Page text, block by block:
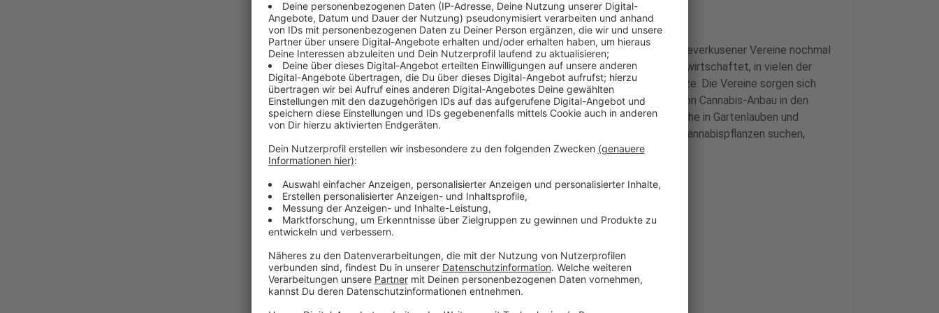
Aber auch aus Kinder- und Jugendschutzgründen haben sich die Leverkusener Vereine nochmal
dazu bekannt: Viele Parzellen würden von Familien mit Kindern bewirtschaftet, in vielen der
öffentlichen Grünflächen befinden sich außerdem Kinderspielplätze. Die Vereine sorgen sich
allerdings darum, dass viele Leute nicht wissen, dass der Anbau von Cannabis-Anbau in den
Anlagen verboten ist. Aktuell gebe es ohnehin schon viele Einbrüche in Gartenlauben und
Vereinshäuser. Wenn nun auch noch Leute in den Parzellen nach Cannabispflanzen suchen,
könnte das die Situation verschlimmern.
Anzeige
Weitere Meldungen aus Leverkusen
Anzeige
Demo am Berufskolleg Wiesdorf geplant